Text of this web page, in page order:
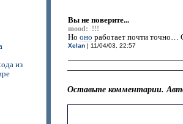
из
Вы не поверите...
mood: !!!
Но оно работает почти точно…
Xelan| 11/04/03, 22:57
Оставьте комментарии.